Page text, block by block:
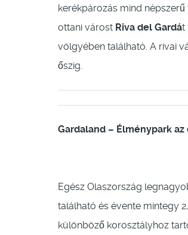
kerékpározás mind
ottani várost Riva del Gardát
völgyében található. A rivai
őszig.
Gardaland – Élménypark az
Egész Olaszország
található és évente mintegy
különböző korosztályhoz